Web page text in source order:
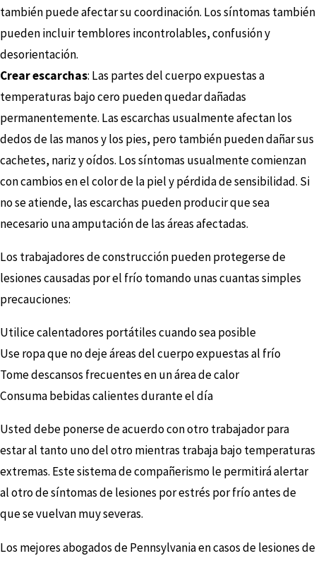
también puede afectar su coordinación. Los síntomas también
pueden incluir temblores incontrolables, confusión y
desorientación.
Crear escarchas: Las partes del cuerpo expuestas a
temperaturas bajo cero pueden quedar dañadas
permanentemente. Las escarchas usualmente afectan los
dedos de las manos y los pies, pero también pueden dañar sus
cachetes, nariz y oídos. Los síntomas usualmente comienzan
con cambios en el color de la piel y pérdida de sensibilidad. Si
no se atiende, las escarchas pueden producir que sea
necesario una amputación de las áreas afectadas.
Los trabajadores de construcción pueden protegerse de
lesiones causadas por el frío tomando unas cuantas simples
precauciones:
Utilice calentadores portátiles cuando sea posible
Use ropa que no deje áreas del cuerpo expuestas al frío
Tome descansos frecuentes en un área de calor
Consuma bebidas calientes durante el día
Usted debe ponerse de acuerdo con otro trabajador para
estar al tanto uno del otro mientras trabaja bajo temperaturas
extremas. Este sistema de compañerismo le permitirá alertar
al otro de síntomas de lesiones por estrés por frío antes de
que se vuelvan muy severas.
Los mejores abogados de Pennsylvania en casos de lesiones de